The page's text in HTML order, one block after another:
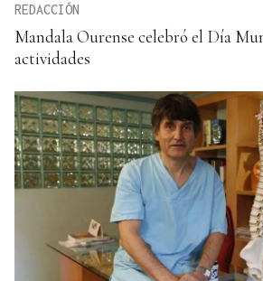
REDACCIÓN
Mandala Ourense celebró el Día
actividades